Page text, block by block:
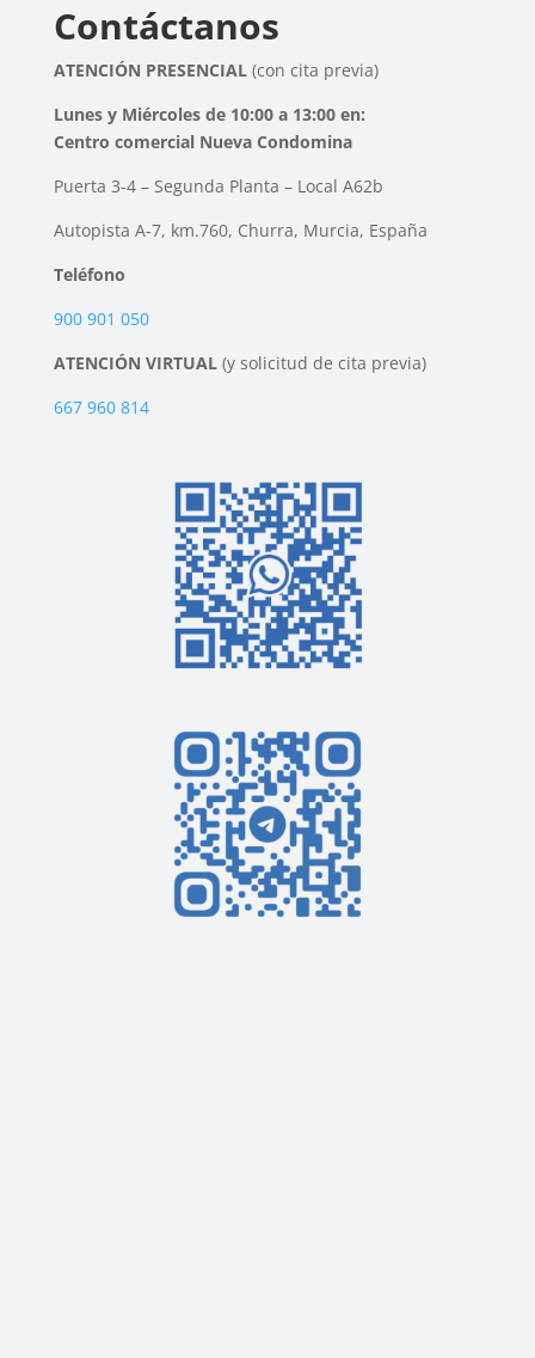
Contáctanos
ATENCIÓN PRESENCIAL (con cita previa)
Lunes y Miércoles de 10:00 a 13:00 en:
Centro comercial Nueva Condomina
Puerta 3-4 – Segunda Planta – Local A62b
Autopista A-7, km.760, Churra, Murcia, España
Teléfono
900 901 050
ATENCIÓN VIRTUAL (y solicitud de cita previa)
667 960 814